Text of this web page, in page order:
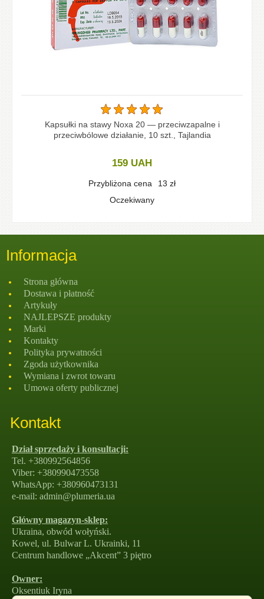
Kapsułki na stawy Noxa 20 — przeciwzapalne i
przeciwbólowe działanie, 10 szt., Tajlandia
159 UAH
Przybliżona cena 13 zł
Oczekiwany
Informacja
Strona głównа
Dostawa i płatność
Artykuły
NAJLEPSZE produkty
Marki
Kontakty
Polityka prywatności
Zgoda użytkownika
Wymiana i zwrot towaru
Umowa oferty publicznej
Kontakt
Dział sprzedaży i konsultacji:
Tel. +380992564856
Viber: +380990473558
WhatsApp: +380960473131
e-mail: admin@plumeria.ua
Główny magazyn-sklep:
Ukraina, obwód wołyński.
Kowel, ul. Bulwar L. Ukrainki, 11
Centrum handlowe „Akcent” 3 piętro
Owner:
Oksentiuk Iryna